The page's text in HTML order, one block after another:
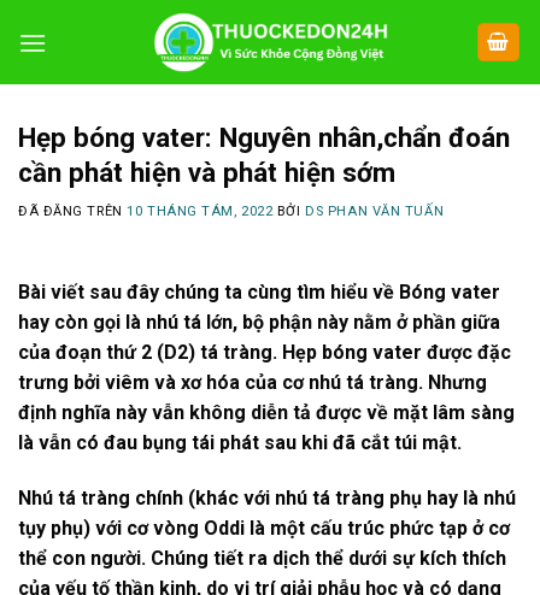
đến
Hẹp bóng vater: Nguyên nhân,chẩn đoán
cần phát hiện và phát hiện sớm
ĐÃ ĐĂNG TRÊN10 THÁNG TÁM, 2022 BỞI DS PHAN VĂN TUẤN
Bài viết sau đây chúng ta cùng tìm hiểu về Bóng vater
hay còn gọi là nhú tá lớn, bộ phận này nằm ở phần giữa
của đoạn thứ 2 (D2) tá tràng. Hẹp bóng vater được đặc
trưng bởi viêm và xơ hóa của cơ nhú tá tràng. Nhưng
định nghĩa này vẫn không diễn tả được về mặt lâm sàng
là vẫn có đau bụng tái phát sau khi đã cắt túi mật.
Nhú tá tràng chính (khác với nhú tá tràng phụ hay là nhú
tụy phụ) với cơ vòng Oddi là một cấu trúc phức tạp ở cơ
thể con người. Chúng tiết ra dịch thể dưới sự kích thích
của yếu tố thần kinh, do vị trí giải phẫu học và có dạng